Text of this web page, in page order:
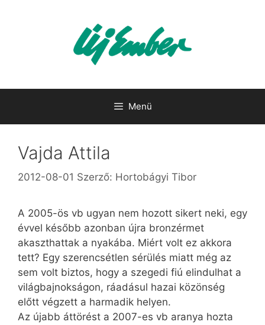
Menü
Vajda Attila
2012-08-01 Szerző: Hortobágyi Tibor
A 2005-ös vb ugyan nem hozott sikert neki, egy
évvel később azonban újra bronzérmet
akaszthattak a nyakába. Miért volt ez akkora
tett? Egy szerencsétlen sérülés miatt még az
sem volt biztos, hogy a szegedi fiú elindulhat a
világbajnokságon, ráadásul hazai közönség
előtt végzett a harmadik helyen.
Az újabb áttörést a 2007-es vb aranya hozta